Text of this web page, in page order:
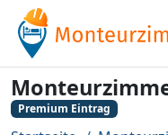
Premium Eintrag